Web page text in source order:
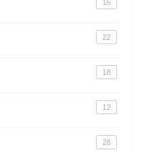
16
22
18
12
28